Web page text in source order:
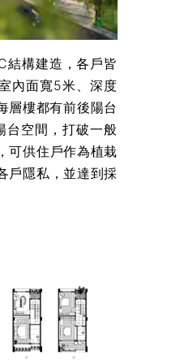
構建造，各戶皆
內面寬5米、深度
層樓都有前後陽台
台空間，打破一般
可供住戶作為植栽
戶隱私，並達到採